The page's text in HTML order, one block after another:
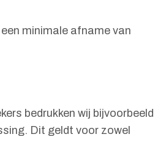
minimale afname van
bedrukken wij bijvoorbeeld
Dit geldt voor zowel